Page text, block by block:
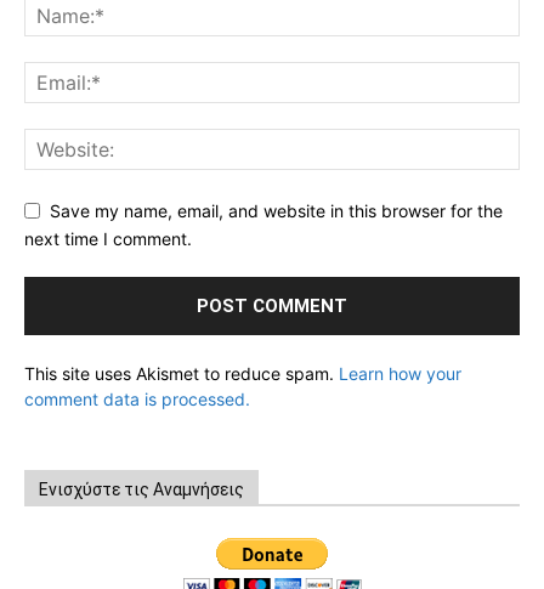
Save my name, email, and website in this browser for the
next time I comment.
This site uses Akismet to reduce spam. Learn how your
comment data is processed.
Ενισχύστε τις Αναμνήσεις